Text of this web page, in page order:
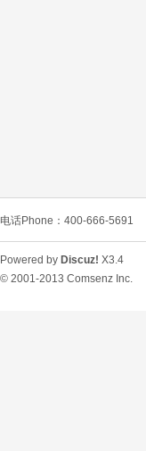
电话Phone：400-666-5691
Powered by Discuz! X3.4
© 2001-2013 Comsenz Inc.